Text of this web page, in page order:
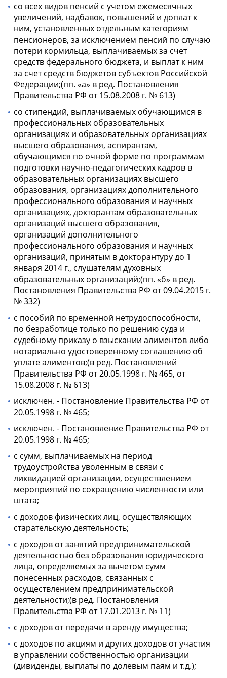
со всех видов пенсий с учетом ежемесячных
увеличений, надбавок, повышений и доплат к
ним, установленных отдельным категориям
пенсионеров, за исключением пенсий по случаю
потери кормильца, выплачиваемых за счет
средств федерального бюджета, и выплат к ним
за счет средств бюджетов субъектов Российской
Федерации;(пп. «а» в ред. Постановления
Правительства РФ от 15.08.2008 г. № 613)
со стипендий, выплачиваемых обучающимся в
профессиональных образовательных
организациях и образовательных организациях
высшего образования, аспирантам,
обучающимся по очной форме по программам
подготовки научно-педагогических кадров в
образовательных организациях высшего
образования, организациях дополнительного
профессионального образования и научных
организациях, докторантам образовательных
организаций высшего образования,
организаций дополнительного
профессионального образования и научных
организаций, принятым в докторантуру до 1
января 2014 г., слушателям духовных
образовательных организаций;(пп. «б» в ред.
Постановления Правительства РФ от 09.04.2015 г.
№ 332)
с пособий по временной нетрудоспособности,
по безработице только по решению суда и
судебному приказу о взыскании алиментов либо
нотариально удостоверенному соглашению об
уплате алиментов;(в ред. Постановлений
Правительства РФ от 20.05.1998 г. № 465, от
15.08.2008 г. № 613)
исключен. - Постановление Правительства РФ от
20.05.1998 г. № 465;
исключен. - Постановление Правительства РФ от
20.05.1998 г. № 465;
с сумм, выплачиваемых на период
трудоустройства уволенным в связи с
ликвидацией организации, осуществлением
мероприятий по сокращению численности или
штата;
с доходов физических лиц, осуществляющих
старательскую деятельность;
с доходов от занятий предпринимательской
деятельностью без образования юридического
лица, определяемых за вычетом сумм
понесенных расходов, связанных с
осуществлением предпринимательской
деятельности;(в ред. Постановления
Правительства РФ от 17.01.2013 г. № 11)
с доходов от передачи в аренду имущества;
с доходов по акциям и других доходов от участия
в управлении собственностью организации
(дивиденды, выплаты по долевым паям и т.д.);